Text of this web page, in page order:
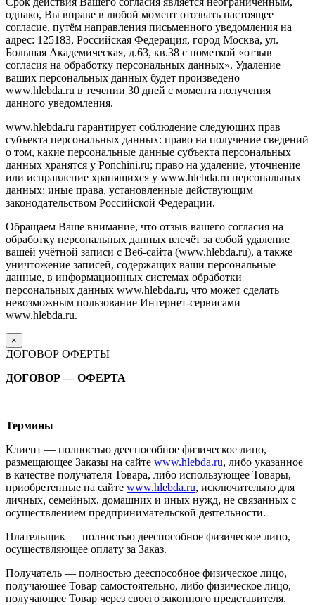
однако, Вы вправе в любой момент отозвать настоящее
согласие, путём направления письменного уведомления на
адрес: 125183, Российская Федерация, город Москва, ул.
Большая Академическая, д.63, кв.38 с пометкой «отзыв
согласия на обработку персональных данных». Удаление
ваших персональных данных будет произведено
www.hlebda.ru в течении 30 дней с момента получения
данного уведомления.
www.hlebda.ru гарантирует соблюдение следующих прав
субъекта персональных данных: право на получение сведений
о том, какие персональные данные субъекта персональных
данных хранятся у Ponchini.ru; право на удаление, уточнение
или исправление хранящихся у www.hlebda.ru персональных
данных; иные права, установленные действующим
законодательством Российской Федерации.
Обращаем Ваше внимание, что отзыв вашего согласия на
обработку персональных данных влечёт за собой удаление
вашей учётной записи с Веб-сайта (www.hlebda.ru), а также
уничтожение записей, содержащих ваши персональные
данные, в информационных системах обработки
персональных данных www.hlebda.ru, что может сделать
невозможным пользование Интернет-сервисами
www.hlebda.ru.
×
ДОГОВОР ОФЕРТЫ
ДОГОВОР — ОФЕРТА
Термины
Клиент — полностью дееспособное физическое лицо,
размещающее Заказы на сайте www.hlebda.ru, либо указанное
в качестве получателя Товара, либо использующее Товары,
приобретенные на сайте www.hlebda.ru, исключительно для
личных, семейных, домашних и иных нужд, не связанных с
осуществлением предпринимательской деятельности.
Плательщик — полностью дееспособное физическое лицо,
осуществляющее оплату за Заказ.
Получатель — полностью дееспособное физическое лицо,
получающее Товар самостоятельно, либо физическое лицо,
получающее Товар через своего законного представителя.